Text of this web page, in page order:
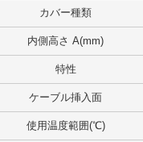
カバー種類
内側高さ A(mm)
特性
ケーブル挿入面
使用温度範囲(℃)